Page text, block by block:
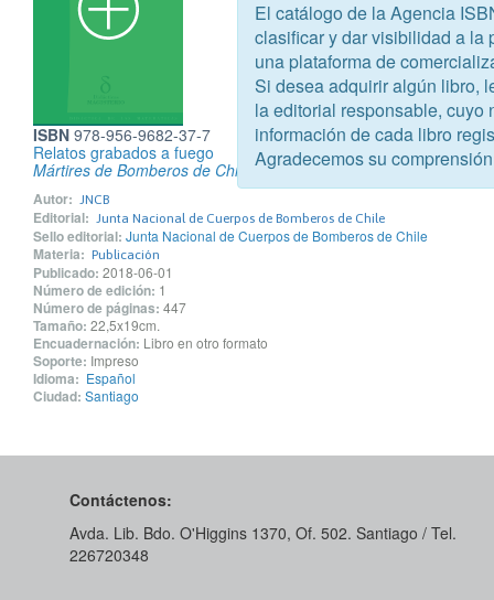
ISBN 978-956-9682-37-7
Relatos grabados a fuego
Mártires de Bomberos de Chile
Autor: JNCB
Editorial: Junta Nacional de Cuerpos de Bomberos de Chile
Sello editorial: Junta Nacional de Cuerpos de Bomberos de Chile
Materia: Publicación
Publicado: 2018-06-01
Número de edición: 1
Número de páginas: 447
Tamaño: 22,5x19cm.
Encuadernación: Libro en otro formato
Soporte: Impreso
Idioma: Español
Ciudad: Santiago
Contáctenos:
Avda. Lib. Bdo. O'Higgins 1370, Of. 502. Santiago / Tel.
226720348
El catálogo de la Agencia
clasificar y dar visibilidad a la
una plataforma de
Si desea adquirir algún libro,
la editorial responsable, cuyo
información de cada libro
Agradecemos su